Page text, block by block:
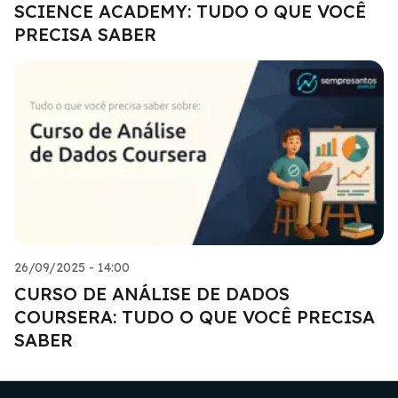
SCIENCE ACADEMY: TUDO O QUE VOCÊ
PRECISA SABER
26/09/2025 - 14:00
CURSO DE ANÁLISE DE DADOS
COURSERA: TUDO O QUE VOCÊ PRECISA
SABER